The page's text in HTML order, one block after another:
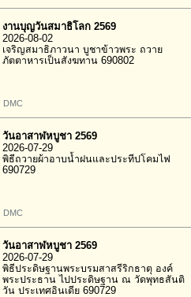
งานบุญวันสมาธิโลก 2569
2026-08-02
เจริญสมาธิภาวนา บูชาข้าวพระ ถวาย
ภัตตาหารเป็นสังฆทาน 690802
DMC
วันอาสาฬหบูชา 2569
2026-07-29
พิธีถวายผ้าอาบน้ำฝนและประทีปโคมไฟ
690729
DMC
วันอาสาฬหบูชา 2569
2026-07-29
พิธีประดิษฐานพระบรมสาสรีริกธาตุ องค์
พระประธาน ไปประดิษฐาน ณ วัดพุทธสันติ
วัน ประเทศอินเดีย 690729